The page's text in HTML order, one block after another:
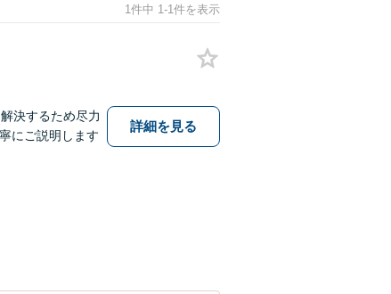
1件中 1-1件を表示
決するため尽力
にご説明します
詳細を見る